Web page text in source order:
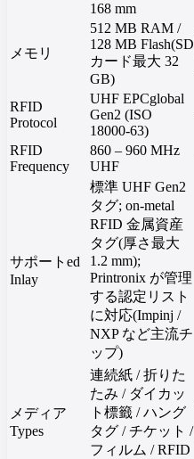
168 mm
メモリ
512 MB RAM /
128 MB Flash(SD
カード最大 32
GB)
RFID
Protocol
UHF EPCglobal
Gen2 (ISO
18000-63)
RFID
Frequency
860 – 960 MHz
UHF
サポートed
Inlay
標準 UHF Gen2
タグ; on-metal
RFID 金属資産
タグ(厚さ最大
1.2 mm);
Printronix が管理
する認定リスト
に対応(Impinj /
NXP など主流チ
ップ)
メディア
Types
連続紙 / 折りた
たみ / ダイカッ
ト標籤 / ハング
タグ / チケット /
フィルム / RFID